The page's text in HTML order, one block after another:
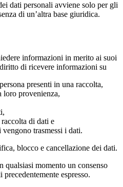
dati personali avviene solo per gli
di un’altra base giuridica.
informazioni in merito ai suoi
di ricevere informazioni su
presenti in una raccolta,
loro provenienza,
di dati e
trasmessi i dati.
blocco e cancellazione dei dati.
momento un consenso
espresso.